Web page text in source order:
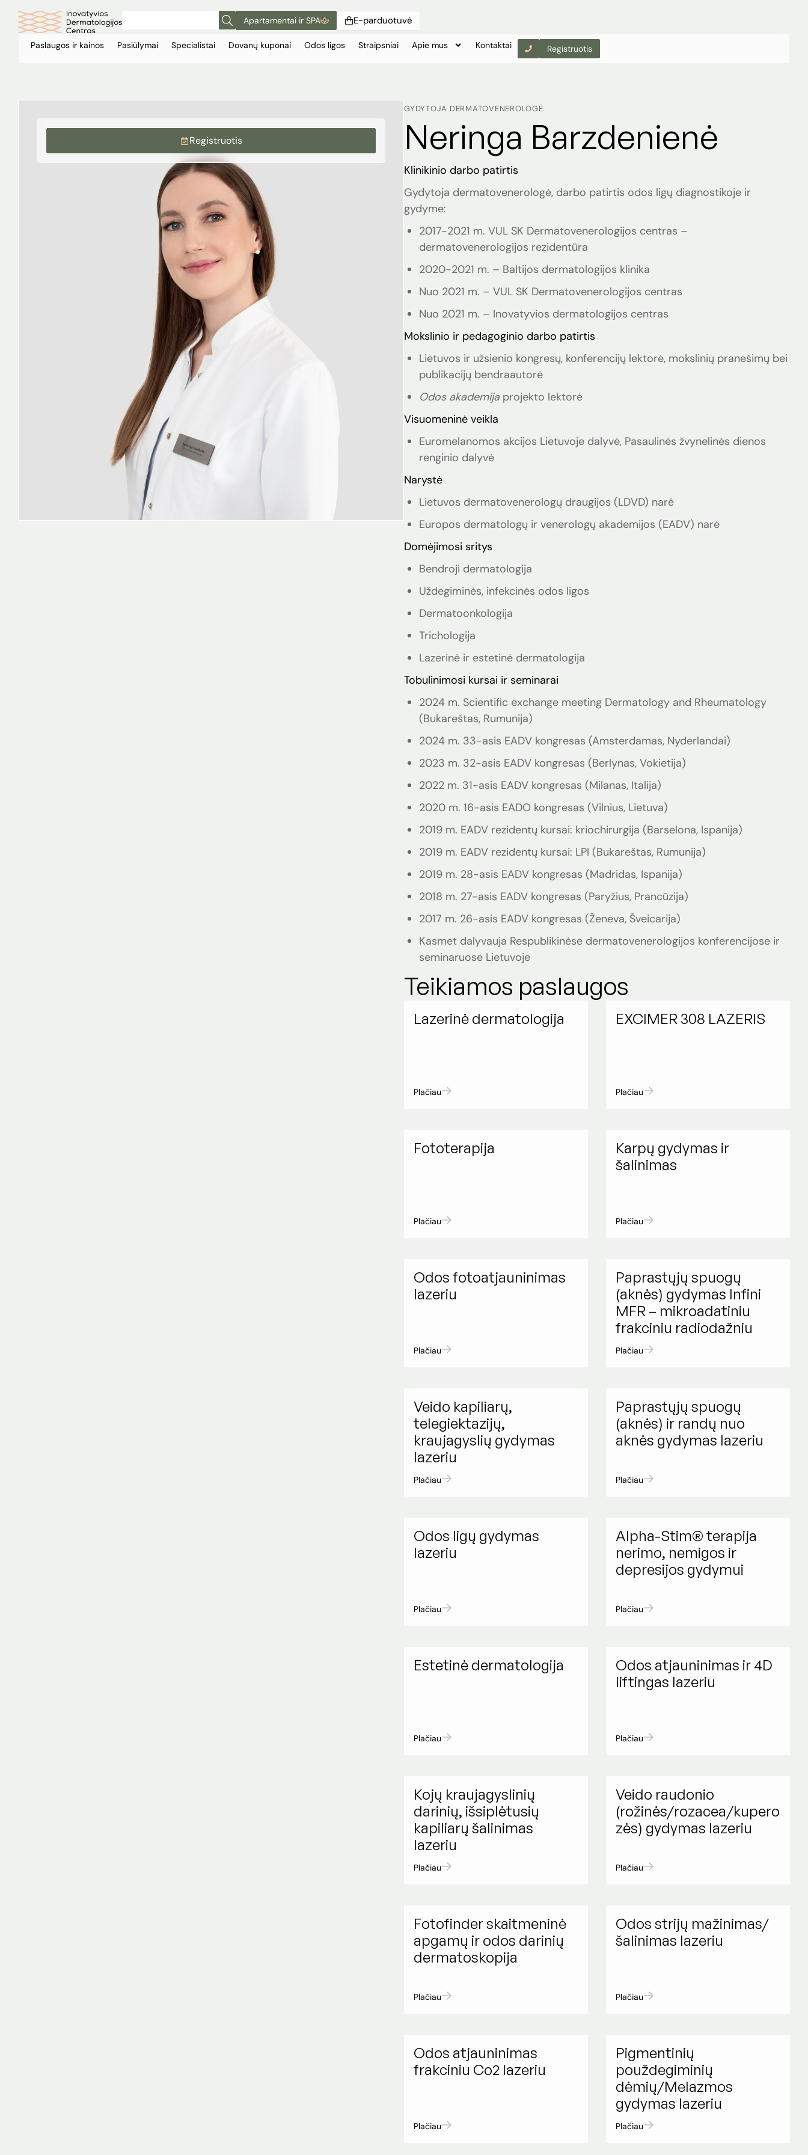
Apartamentai ir SPA E-parduotuvė
Paslaugos ir kainos Pasiūlymai Specialistai Dovanų kuponai Odos ligos Straipsniai Apie mus Kontaktai Registruotis
Registruotis
GYDYTOJA DERMATOVENEROLOGĖ
Neringa Barzdenienė
Klinikinio darbo patirtis
Gydytoja dermatovenerologė, darbo patirtis odos ligų diagnostikoje ir
gydyme:
2017-2021 m. VUL SK Dermatovenerologijos centras –
dermatovenerologijos rezidentūra
2020-2021 m. – Baltijos dermatologijos klinika
Nuo 2021 m. – VUL SK Dermatovenerologijos centras
Nuo 2021 m. – Inovatyvios dermatologijos centras
Mokslinio ir pedagoginio darbo patirtis
Lietuvos ir užsienio kongresų, konferencijų lektorė, mokslinių pranešimų bei
publikacijų bendraautorė
Odos akademija projekto lektorė
Visuomeninė veikla
Euromelanomos akcijos Lietuvoje dalyvė, Pasaulinės žvynelinės dienos
renginio dalyvė
Narystė
Lietuvos dermatovenerologų draugijos (LDVD) narė
Europos dermatologų ir venerologų akademijos (EADV) narė
Domėjimosi sritys
Bendroji dermatologija
Uždegiminės, infekcinės odos ligos
Dermatoonkologija
Trichologija
Lazerinė ir estetinė dermatologija
Tobulinimosi kursai ir seminarai
2024 m. Scientific exchange meeting Dermatology and Rheumatology
(Bukareštas, Rumunija)
2024 m. 33-asis EADV kongresas (Amsterdamas, Nyderlandai)
2023 m. 32-asis EADV kongresas (Berlynas, Vokietija)
2022 m. 31-asis EADV kongresas (Milanas, Italija)
2020 m. 16-asis EADO kongresas (Vilnius, Lietuva)
2019 m. EADV rezidentų kursai: kriochirurgija (Barselona, Ispanija)
2019 m. EADV rezidentų kursai: LPI (Bukareštas, Rumunija)
2019 m. 28-asis EADV kongresas (Madridas, Ispanija)
2018 m. 27-asis EADV kongresas (Paryžius, Prancūzija)
2017 m. 26-asis EADV kongresas (Ženeva, Šveicarija)
Kasmet dalyvauja Respublikinėse dermatovenerologijos konferencijose ir
seminaruose Lietuvoje
Teikiamos paslaugos
Lazerinė dermatologija
Plačiau
EXCIMER 308 LAZERIS
Plačiau
Fototerapija
Plačiau
Karpų gydymas ir
šalinimas
Plačiau
Odos fotoatjauninimas
lazeriu
Plačiau
Paprastųjų spuogų
(aknės) gydymas Infini
MFR – mikroadatiniu
frakciniu radiodažniu
Plačiau
Veido kapiliarų,
telegiektazijų,
kraujagyslių gydymas
lazeriu
Plačiau
Paprastųjų spuogų
(aknės) ir randų nuo
aknės gydymas lazeriu
Plačiau
Odos ligų gydymas
lazeriu
Plačiau
Alpha-Stim® terapija
nerimo, nemigos ir
depresijos gydymui
Plačiau
Estetinė dermatologija
Plačiau
Odos atjauninimas ir 4D
liftingas lazeriu
Plačiau
Kojų kraujagyslinių
darinių, išsiplėtusių
kapiliarų šalinimas
lazeriu
Plačiau
Veido raudonio
(rožinės/rozacea/kupero
zės) gydymas lazeriu
Plačiau
Fotofinder skaitmeninė
apgamų ir odos darinių
dermatoskopija
Plačiau
Odos strijų mažinimas/
šalinimas lazeriu
Plačiau
Odos atjauninimas
frakciniu Co2 lazeriu
Plačiau
Pigmentinių
použdegiminių
dėmių/Melazmos
gydymas lazeriu
Plačiau